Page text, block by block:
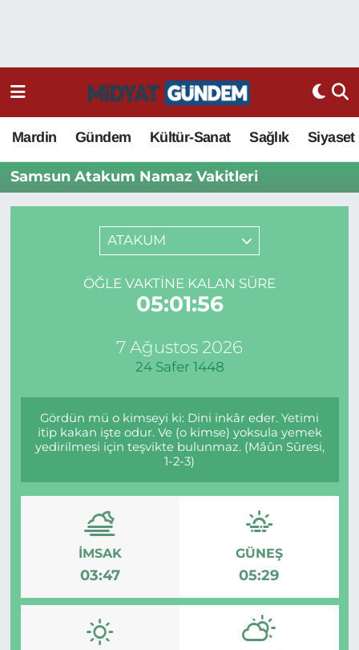
Mardin Gündem Kültür-Sanat Sağlık Siyaset
Samsun Atakum Namaz Vakitleri
ATAKUM
ÖĞLE VAKTINE KALAN SÜRE
05:01:56
7 Ağustos 2026
24 Safer 1448
Gördün mü o kimseyi ki: Dini inkâr eder. Yetimi
itip kakan işte odur. Ve (o kimse) yoksula yemek
yedirilmesi için teşvikte bulunmaz. (Mâûn Sûresi,
1-2-3)
İMSAK
03:47
GÜNEŞ
05:29